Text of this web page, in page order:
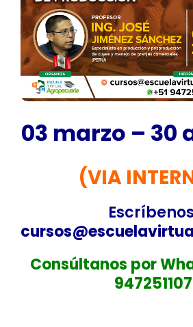
03 marzo – 30
(VIA
Escríbenos
Consúltanos por
947251107